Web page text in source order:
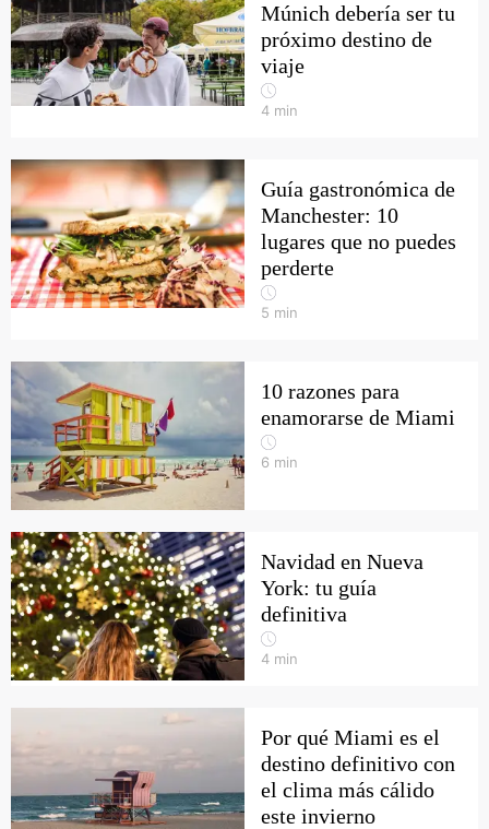
Múnich debería ser tu
próximo destino de
viaje
4 min
Guía gastronómica de
Manchester: 10
lugares que no puedes
perderte
5 min
10 razones para
enamorarse de Miami
6 min
Navidad en Nueva
York: tu guía
definitiva
4 min
Por qué Miami es el
destino definitivo con
el clima más cálido
este invierno